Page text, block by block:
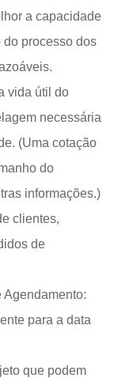
a capacidade
processo dos
vida útil do
necessária
(Uma cotação
do
informações.)
clientes,
de
para a data
que podem